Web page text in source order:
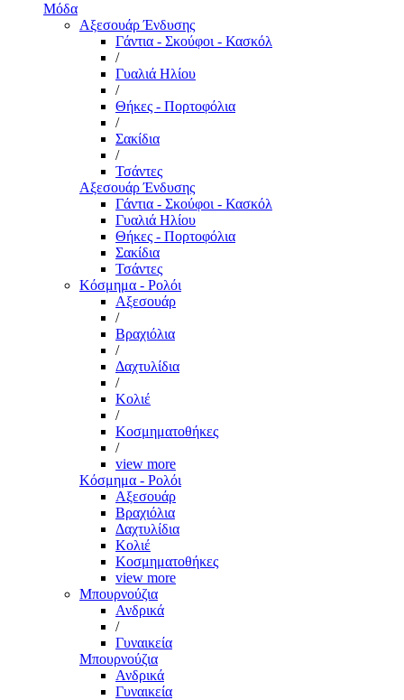
Μόδα
Αξεσουάρ Ένδυσης
Γάντια - Σκούφοι - Κασκόλ
/
Γυαλιά Ηλίου
/
Θήκες - Πορτοφόλια
/
Σακίδια
/
Τσάντες
Αξεσουάρ Ένδυσης
Γάντια - Σκούφοι - Κασκόλ
Γυαλιά Ηλίου
Θήκες - Πορτοφόλια
Σακίδια
Τσάντες
Κόσμημα - Ρολόι
Αξεσουάρ
/
Βραχιόλια
/
Δαχτυλίδια
/
Κολιέ
/
Κοσμηματοθήκες
/
view more
Κόσμημα - Ρολόι
Αξεσουάρ
Βραχιόλια
Δαχτυλίδια
Κολιέ
Κοσμηματοθήκες
view more
Μπουρνούζια
Ανδρικά
/
Γυναικεία
Μπουρνούζια
Ανδρικά
Γυναικεία